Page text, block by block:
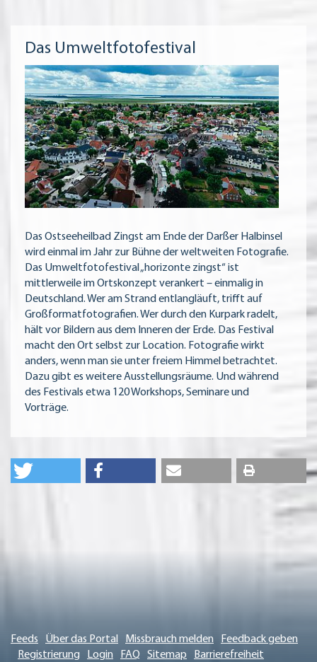
Das Umweltfotofestival
Das Ostseeheilbad Zingst am Ende der Darßer Halbinsel
wird einmal im Jahr zur Bühne der weltweiten Fotografie.
Das Umweltfotofestival „horizonte zingst“ ist
mittlerweile im Ortskonzept verankert – einmalig in
Deutschland. Wer am Strand entlangläuft, trifft auf
Großformatfotografien. Wer durch den Kurpark radelt,
hält vor Bildern aus dem Inneren der Erde. Das Festival
macht den Ort selbst zur Location. Fotografie wirkt
anders, wenn man sie unter freiem Himmel betrachtet.
Dazu gibt es weitere Ausstellungsräume. Und während
des Festivals etwa 120 Workshops, Seminare und
Vorträge.
Feeds Über das Portal Missbrauch melden
Feedback geben
Registrierung
Login FAQ Sitemap Barrierefreiheit